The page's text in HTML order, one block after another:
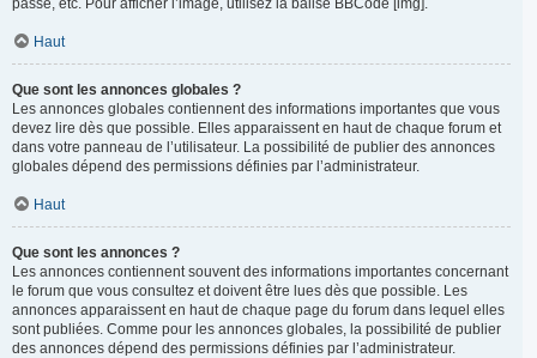
passe, etc. Pour afficher l’image, utilisez la balise BBCode [img].
Haut
Que sont les annonces globales ?
Les annonces globales contiennent des informations importantes que vous
devez lire dès que possible. Elles apparaissent en haut de chaque forum et
dans votre panneau de l’utilisateur. La possibilité de publier des annonces
globales dépend des permissions définies par l’administrateur.
Haut
Que sont les annonces ?
Les annonces contiennent souvent des informations importantes concernant
le forum que vous consultez et doivent être lues dès que possible. Les
annonces apparaissent en haut de chaque page du forum dans lequel elles
sont publiées. Comme pour les annonces globales, la possibilité de publier
des annonces dépend des permissions définies par l’administrateur.